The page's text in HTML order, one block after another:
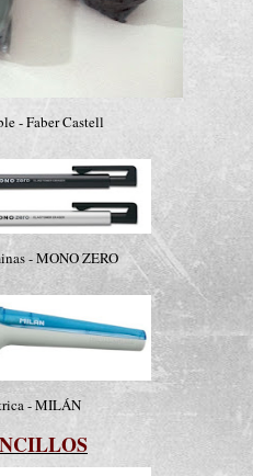
- Faber Castell
- MONO ZERO
- MILÁN